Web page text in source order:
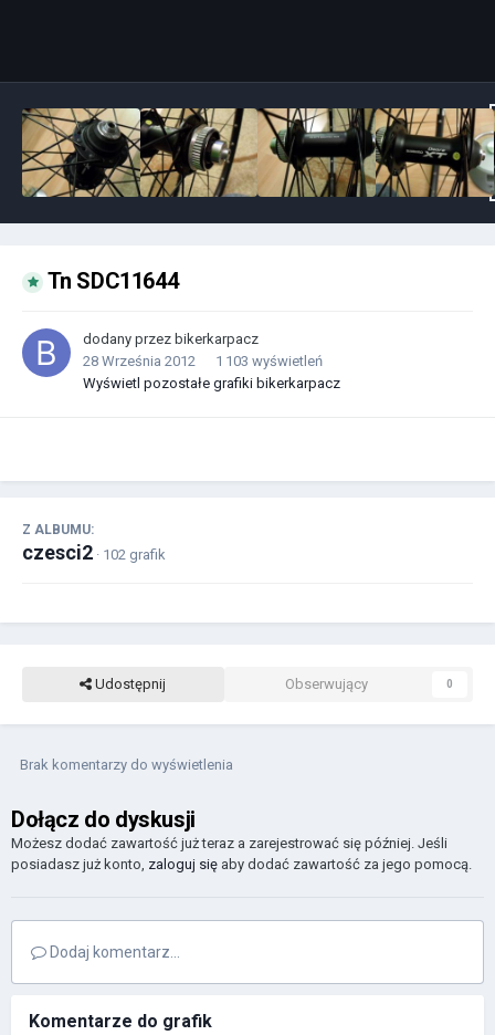
Tn SDC11644
dodany przez bikerkarpacz
28 Września 2012
1 103 wyświetleń
Wyświetl pozostałe grafiki bikerkarpacz
Z ALBUMU:
czesci2 · 102 grafik
Udostępnij Obserwujący 0
Brak komentarzy do wyświetlenia
Dołącz do dyskusji
Możesz dodać zawartość już teraz a zarejestrować się później. Jeśli
posiadasz już konto, zaloguj się aby dodać zawartość za jego pomocą.
Dodaj komentarz...
Komentarze do grafik